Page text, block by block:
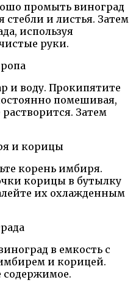
промыть виноград
стебли и листья. Затем
используя
руки.
и воду. Прокипятите
помешивая,
Затем
и корицы
корень имбиря.
корицы в бутылку
их охлажденным
в емкость с
и корицей.